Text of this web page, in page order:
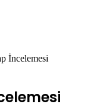
İncelemesi